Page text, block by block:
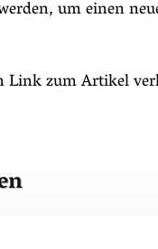
um einen
Link zum Artikel